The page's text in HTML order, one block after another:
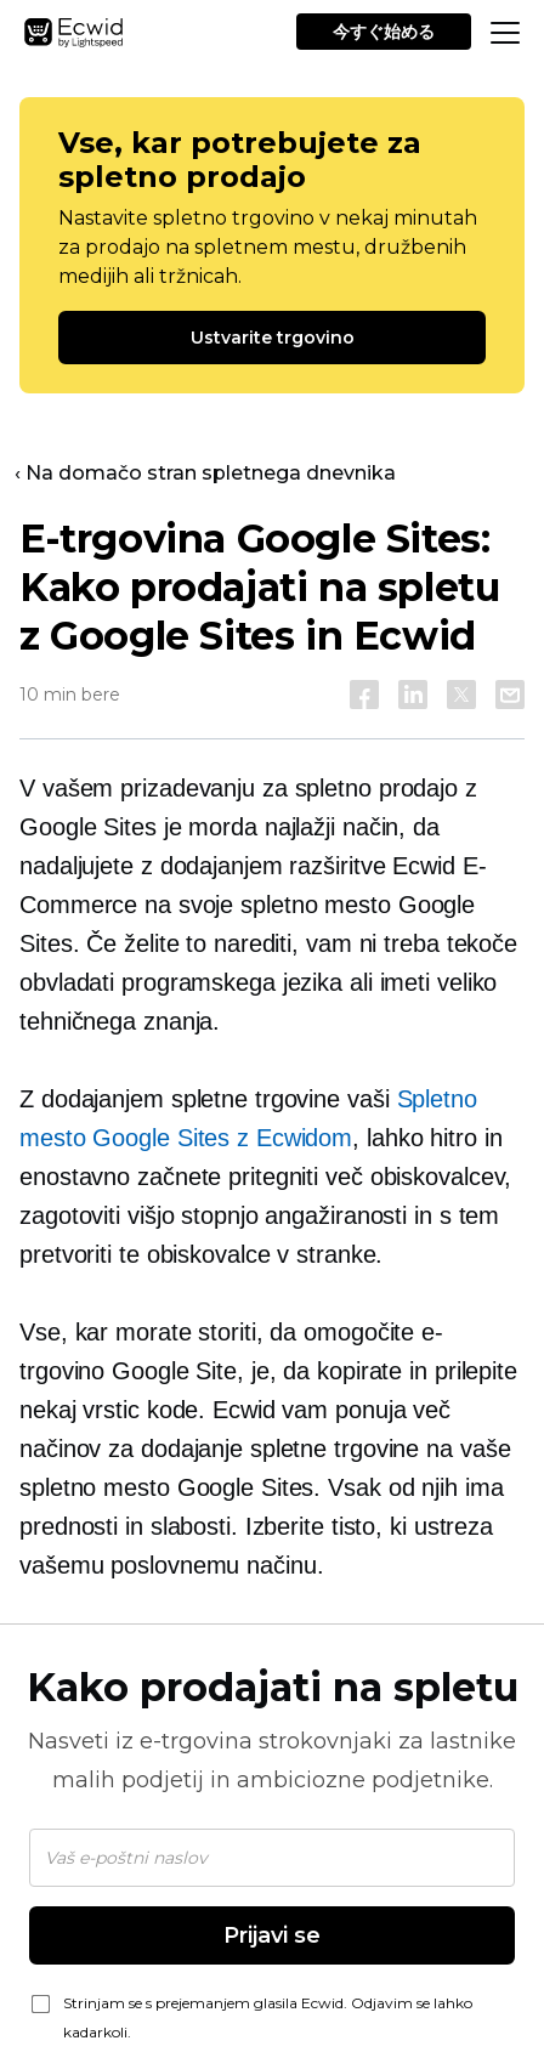
今すぐ始める
Vse, kar potrebujete za
spletno prodajo
Nastavite spletno trgovino v nekaj minutah
za prodajo na spletnem mestu, družbenih
medijih ali tržnicah.
Ustvarite trgovino
‹ Na domačo stran spletnega dnevnika
E-trgovina Google Sites:
Kako prodajati na spletu
z Google Sites in Ecwid
10 min bere
V vašem prizadevanju za spletno prodajo z
Google Sites je morda najlažji način, da
nadaljujete z dodajanjem razširitve Ecwid E-
Commerce na svoje spletno mesto Google
Sites. Če želite to narediti, vam ni treba tekoče
obvladati programskega jezika ali imeti veliko
tehničnega znanja.
Z dodajanjem spletne trgovine vaši Spletno
mesto Google Sites z Ecwidom, lahko hitro in
enostavno začnete pritegniti več obiskovalcev,
zagotoviti višjo stopnjo angažiranosti in s tem
pretvoriti te obiskovalce v stranke.
Vse, kar morate storiti, da omogočite e-
trgovino Google Site, je, da kopirate in prilepite
nekaj vrstic kode. Ecwid vam ponuja več
načinov za dodajanje spletne trgovine na vaše
spletno mesto Google Sites. Vsak od njih ima
prednosti in slabosti. Izberite tisto, ki ustreza
vašemu poslovnemu načinu.
Kako prodajati na spletu
Nasveti iz e-trgovina strokovnjaki za lastnike
malih podjetij in ambiciozne podjetnike.
Prijavi se
Strinjam se s prejemanjem glasila Ecwid. Odjavim se lahko
kadarkoli.